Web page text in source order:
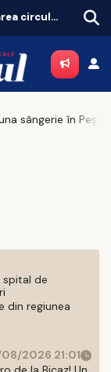
Iașul bogaților: taxa pe lux se triplează pentru case și mașini
de
din regiunea
2026 21:01